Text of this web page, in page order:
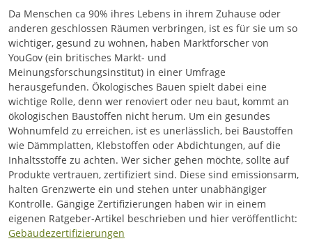
Da Menschen ca 90% ihres Lebens in ihrem Zuhause oder
anderen geschlossen Räumen verbringen, ist es für sie um so
wichtiger, gesund zu wohnen, haben Marktforscher von
YouGov (ein britisches Markt- und
Meinungsforschungsinstitut) in einer Umfrage
herausgefunden. Ökologisches Bauen spielt dabei eine
wichtige Rolle, denn wer renoviert oder neu baut, kommt an
ökologischen Baustoffen nicht herum. Um ein gesundes
Wohnumfeld zu erreichen, ist es unerlässlich, bei Baustoffen
wie Dämmplatten, Klebstoffen oder Abdichtungen, auf die
Inhaltsstoffe zu achten. Wer sicher gehen möchte, sollte auf
Produkte vertrauen, zertifiziert sind. Diese sind emissionsarm,
halten Grenzwerte ein und stehen unter unabhängiger
Kontrolle. Gängige Zertifizierungen haben wir in einem
eigenen Ratgeber-Artikel beschrieben und hier veröffentlicht:
Gebäudezertifizierungen